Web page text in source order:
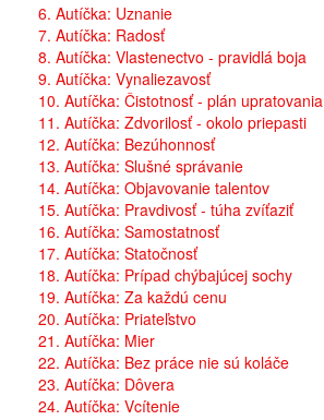
6. Autíčka: Uznanie
7. Autíčka: Radosť
8. Autíčka: Vlastenectvo - pravidlá boja
9. Autíčka: Vynaliezavosť
10. Autíčka: Čistotnosť - plán upratovania
11. Autíčka: Zdvorilosť - okolo priepasti
12. Autíčka: Bezúhonnosť
13. Autíčka: Slušné správanie
14. Autíčka: Objavovanie talentov
15. Autíčka: Pravdivosť - túha zvíťaziť
16. Autíčka: Samostatnosť
17. Autíčka: Statočnosť
18. Autíčka: Prípad chýbajúcej sochy
19. Autíčka: Za každú cenu
20. Autíčka: Priateľstvo
21. Autíčka: Mier
22. Autíčka: Bez práce nie sú koláče
23. Autíčka: Dôvera
24. Autíčka: Vcítenie